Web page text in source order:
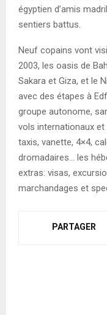
égyptien d’amis
sentiers battus.
Neuf copains vont
2003, les oasis de
Sakara et Giza, et le
avec des étapes à
groupe autonome,
vols internationaux
taxis, vanette, 4×4,
dromadaires… les
extras: visas,
marchandages et
PARTAGER